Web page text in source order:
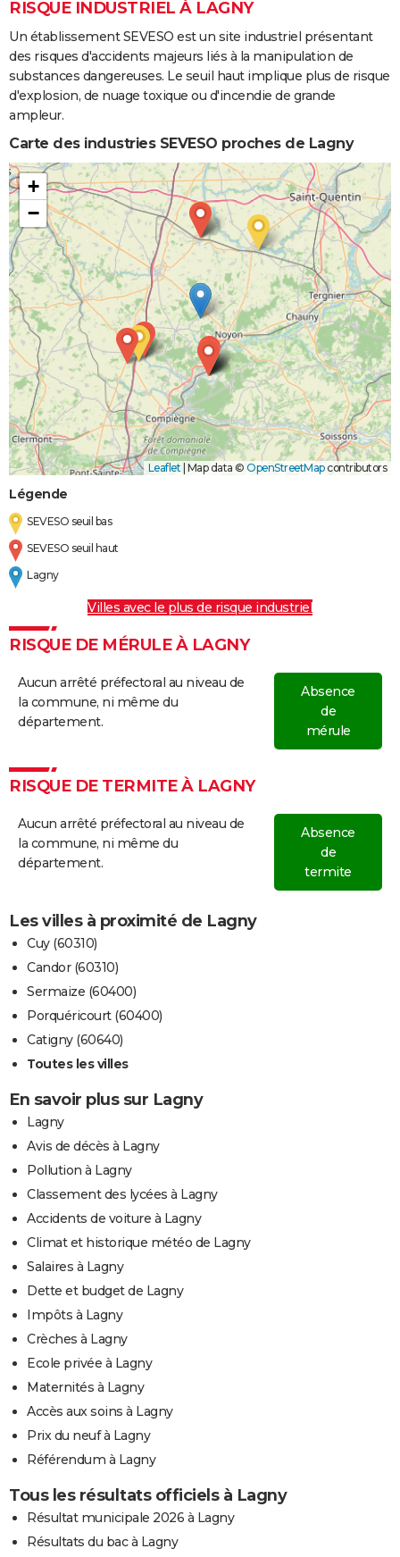
RISQUE INDUSTRIEL À LAGNY
Un établissement SEVESO est un site industriel présentant
des risques d'accidents majeurs liés à la manipulation de
substances dangereuses. Le seuil haut implique plus de risque
d'explosion, de nuage toxique ou d'incendie de grande
ampleur.
Carte des industries SEVESO proches de Lagny
+
−
Leaflet Map data © OpenStreetMapcontributors
Légende
SEVESO seuil bas
SEVESO seuil haut
Lagny
Villes avec le plus de risque industriel
RISQUE DE MÉRULE À LAGNY
Aucun arrêté préfectoral au niveau de
la commune, ni même du
département.
Absence
de
mérule
RISQUE DE TERMITE À LAGNY
Aucun arrêté préfectoral au niveau de
la commune, ni même du
département.
Absence
de
termite
Les villes à proximité de Lagny
Cuy (60310)
Candor (60310)
Sermaize (60400)
Porquéricourt (60400)
Catigny (60640)
Toutes les villes
En savoir plus sur Lagny
Lagny
Avis de décès à Lagny
Pollution à Lagny
Classement des lycées à Lagny
Accidents de voiture à Lagny
Climat et historique météo de Lagny
Salaires à Lagny
Dette et budget de Lagny
Impôts à Lagny
Crèches à Lagny
Ecole privée à Lagny
Maternités à Lagny
Accès aux soins à Lagny
Prix du neuf à Lagny
Référendum à Lagny
Tous les résultats officiels à Lagny
Résultat municipale 2026 à Lagny
Résultats du bac à Lagny